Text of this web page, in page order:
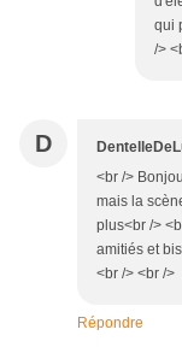
qui
/>
D
<br />
mais la
plus<br />
amitiés et
<br /> <br />
Répondre